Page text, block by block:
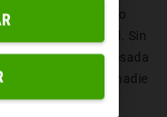
Nadie tiene cinco
en la red social. Sin
demasiado pesada
Por eso casi nadie